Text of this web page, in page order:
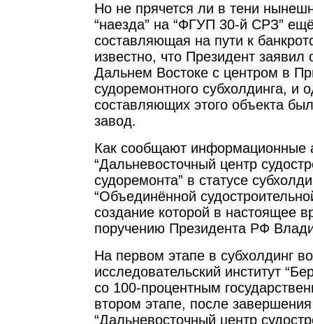
Но не прячется ли в тени
“наезда” на “ФГУП 30-й СРЗ”
составляющая на пути к
известно, что Президент заявил
Дальнем Востоке с центром в
судоремонтного субхолдинга, и
составляющих этого объекта
завод.
Как сообщают информационные
“Дальневосточный центр
судоремонта” в статусе
“Объединённой
создание которой в настоящее
поручению Президента РФ
На первом этапе в субхолдинг
исследовательский институт
со 100-процентным
втором этапе, после
“Дальневосточный центр